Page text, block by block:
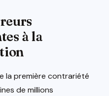
à la
la première contrariété
de millions